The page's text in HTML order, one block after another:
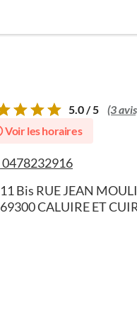
5.0 / 5 (3
Voir les horaires
0478232916
11 Bis RUE JEAN
69300 CALUIRE ET